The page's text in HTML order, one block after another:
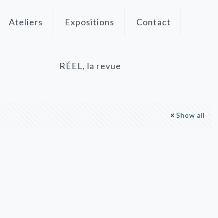
Ateliers Expositions Contact
RÉEL, la revue
Show all